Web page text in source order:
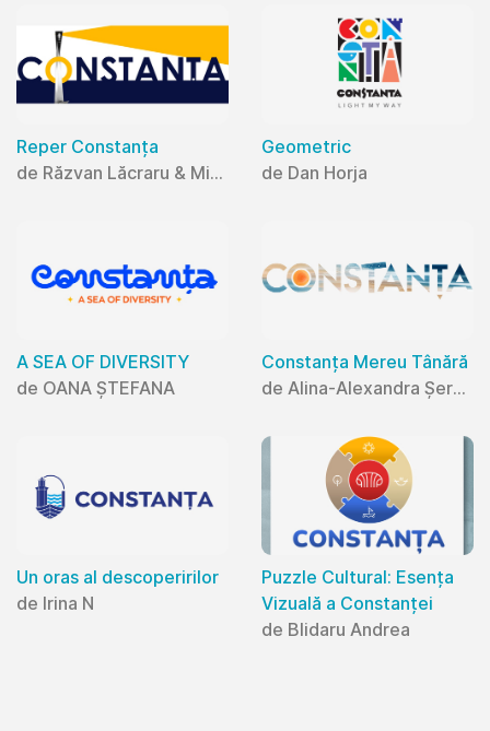
Reper Constanța
de Răzvan Lăcraru & Mihaela Lăcraru
Geometric
de Dan Horja
A SEA OF DIVERSITY
de OANA ȘTEFANA
Constanța Mereu Tânără
de Alina-Alexandra Șerban
Un oras al descoperirilor
de Irina N
Puzzle Cultural: Esența
Vizuală a Constanței
de Blidaru Andrea